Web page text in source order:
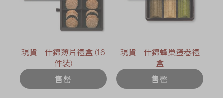
現貨 - 什錦薄片禮盒 (16
件裝)
售罄
現貨 - 什錦蜂巢蛋卷禮
盒
售罄